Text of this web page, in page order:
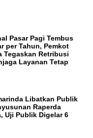
Pasar Pagi Tembus
per Tahun, Pemkot
Tegaskan Retribusi
Layanan Tetap
Libatkan Publik
Raperda
Uji Publik Digelar 6